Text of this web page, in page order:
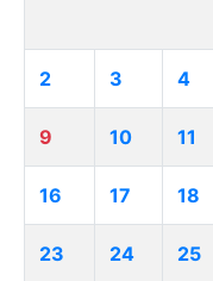
2 3 4
9 10 11
16 17 18
23 24 25